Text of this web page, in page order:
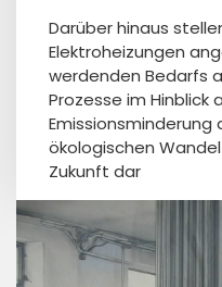
Darüber hinaus
Elektroheizungen
werdenden Bedarfs
Prozesse im
Emissionsminderung
ökologischen
Zukunft dar